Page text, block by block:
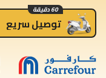
توصيل سريع
60 دقيقة